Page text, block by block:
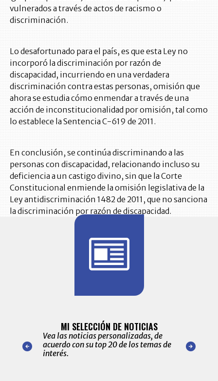
vulnerados a través de actos de racismo o
discriminación.
Lo desafortunado para el país, es que esta Ley no
incorporó la discriminación por razón de
discapacidad, incurriendo en una verdadera
discriminación contra estas personas, omisión que
ahora se estudia cómo enmendar a través de una
acción de inconstitucionalidad por omisión, tal como
lo establece la Sentencia C-619 de 2011.
En conclusión, se continúa discriminando a las
personas con discapacidad, relacionando incluso su
deficiencia a un castigo divino, sin que la Corte
Constitucional enmiende la omisión legislativa de la
Ley antidiscriminación 1482 de 2011, que no sanciona
la discriminación por razón de discapacidad.
nuestro
para
MI SELECCIÓN DE NOTICIAS
Vea las noticias personalizadas, de
acuerdo con su top 20 de los temas de
interés.
de las